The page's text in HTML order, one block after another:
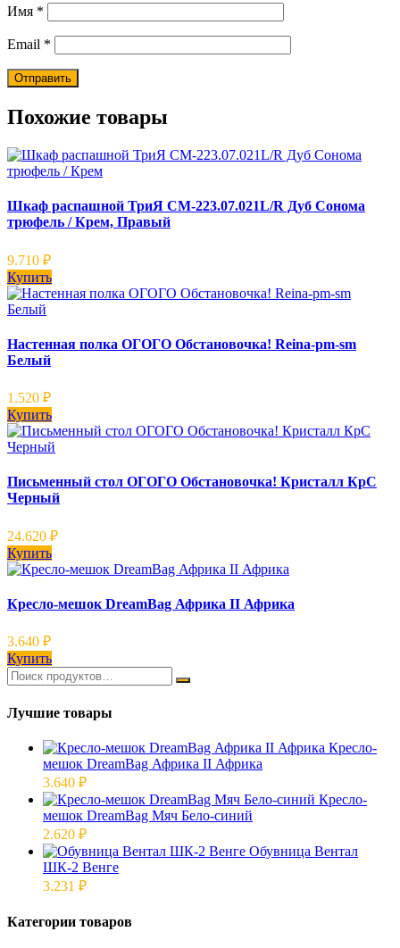
Имя *
Email *
Похожие товары
Шкаф распашной ТриЯ СМ-223.07.021L/R Дуб Сонома
трюфель / Крем, Правый
9.710 ₽
Купить
Настенная полка ОГОГО Обстановочка! Reina-pm-sm
Белый
1.520 ₽
Купить
Письменный стол ОГОГО Обстановочка! Кристалл КрС
Черный
24.620 ₽
Купить
Кресло-мешок DreamBag Африка II Африка
3.640 ₽
Купить
Лучшие товары
Кресло-
мешок DreamBag Африка II Африка
3.640 ₽
Кресло-
мешок DreamBag Мяч Бело-синий
2.620 ₽
Обувница Вентал
ШК-2 Венге
3.231 ₽
Категории товаров